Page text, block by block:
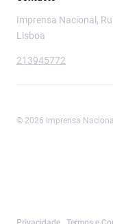
Imprensa Nacional,
Lisboa
213945772
© 2026 Imprensa Nacional